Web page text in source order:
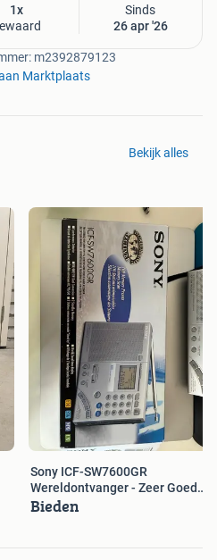
1x
Sinds
26 apr '26
m2392879123
Marktplaats
Bekijk alles
Sony ICF-SW7600GR
Wereldontvanger - Zeer Goede
Staat
Bieden